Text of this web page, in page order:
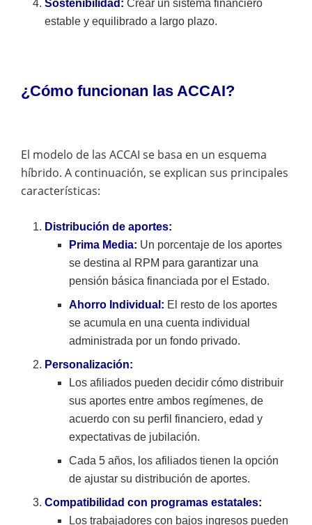
Sostenibilidad: Crear un sistema financiero
estable y equilibrado a largo plazo.
¿Cómo funcionan las ACCAI?
El modelo de las ACCAI se basa en un esquema
híbrido. A continuación, se explican sus principales
características:
Distribución de aportes:
Prima Media: Un porcentaje de los aportes
se destina al RPM para garantizar una
pensión básica financiada por el Estado.
Ahorro Individual: El resto de los aportes
se acumula en una cuenta individual
administrada por un fondo privado.
Personalización:
Los afiliados pueden decidir cómo distribuir
sus aportes entre ambos regímenes, de
acuerdo con su perfil financiero, edad y
expectativas de jubilación.
Cada 5 años, los afiliados tienen la opción
de ajustar su distribución de aportes.
Compatibilidad con programas estatales:
Los trabajadores con bajos ingresos pueden